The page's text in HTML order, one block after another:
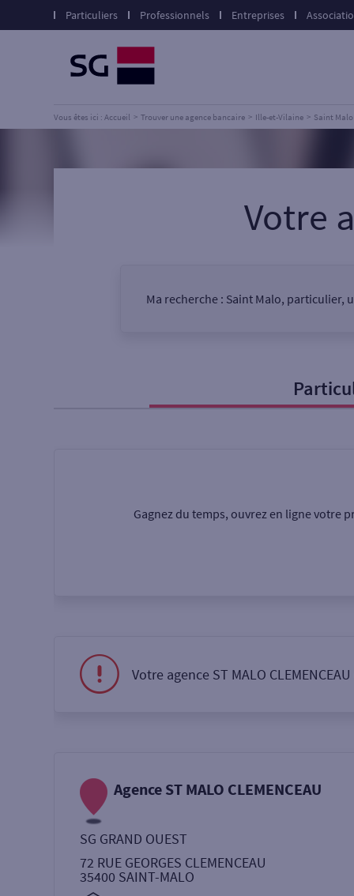
Particuliers Professionnels Entreprises
Vous êtes ici : Accueil Trouver une agence bancaire Ille-et-Vilaine Saint Malo
Votre
Ma recherche : Saint Malo, particulier,
Gagnez du temps, ouvrez en ligne votre
Votre agence ST MALO
Agence ST MALO CLEMENCEAU
SG GRAND OUEST
72 RUE GEORGES CLEMENCEAU
35400 SAINT-MALO